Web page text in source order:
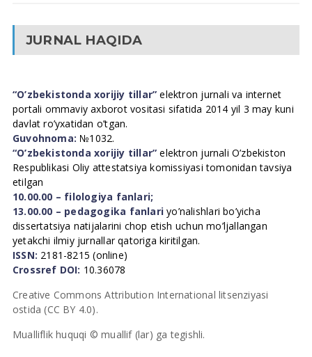
JURNAL HAQIDA
“O’zbekistonda xorijiy tillar” elektron jurnali va internet
portali ommaviy axborot vositasi sifatida 2014 yil 3 may kuni
davlat ro’yxatidan o’tgan.
Guvohnoma: №1032.
“O’zbekistonda xorijiy tillar” elektron jurnali O’zbekiston
Respublikasi Oliy attestatsiya komissiyasi tomonidan tavsiya
etilgan
10.00.00 – filologiya fanlari;
13.00.00 – pedagogika fanlari yo’nalishlari bo’yicha
dissertatsiya natijalarini chop etish uchun mo’ljallangan
yetakchi ilmiy jurnallar qatoriga kiritilgan.
ISSN: 2181-8215 (online)
Crossref DOI: 10.36078
Creative Commons Attribution International litsenziyasi
ostida (CC BY 4.0).
Mualliflik huquqi © muallif (lar) ga tegishli.